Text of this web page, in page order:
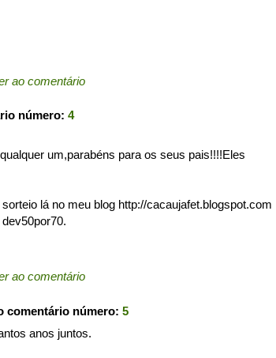
ao comentário
número: 4
um,parabéns para os seus pais!!!!Eles
lá no meu blog http://cacaujafet.blogspot.com
ao comentário
comentário número: 5
anos juntos.